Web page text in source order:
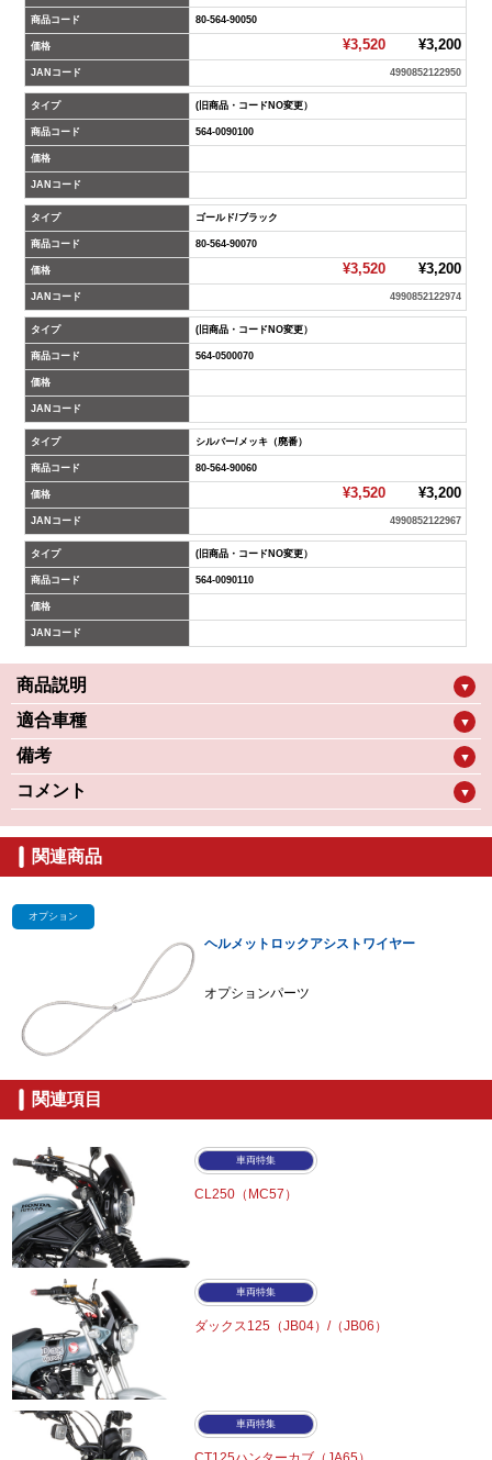
商品コード 80-564-90050
価格 ¥3,520¥3,200
JANコード 4990852122950
タイプ (旧商品・コードNO変更）
商品コード 564-0090100
価格
JANコード
タイプ ゴールド/ブラック
商品コード 80-564-90070
価格 ¥3,520¥3,200
JANコード 4990852122974
タイプ (旧商品・コードNO変更）
商品コード 564-0500070
価格
JANコード
タイプ シルバー/メッキ（廃番）
商品コード 80-564-90060
価格 ¥3,520¥3,200
JANコード 4990852122967
タイプ (旧商品・コードNO変更）
商品コード 564-0090110
価格
JANコード
商品説明 ▼
適合車種 ▼
備考 ▼
コメント ▼
関連商品
オプション
ヘルメットロックアシストワイヤー
オプションパーツ
関連項目
車両特集
CL250（MC57）
車両特集
ダックス125（JB04）/（JB06）
車両特集